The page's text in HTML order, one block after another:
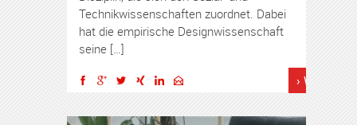
Technikwissenschaften zuordnet. Dabei
hat die empirische Designwissenschaft
seine […]
›